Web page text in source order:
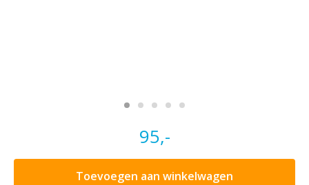
95,-
Toevoegen aan winkelwagen